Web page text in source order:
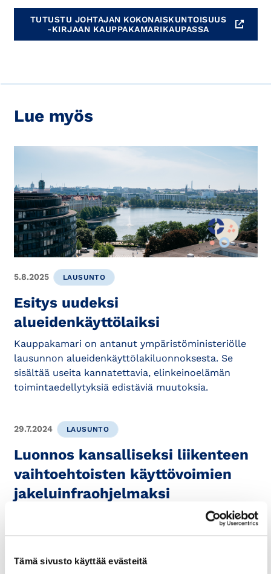
Tämä sivusto käyttää evästeitä
TUTUSTU JOHTAJAN KOKONAISKUNTOISUUS
-KIRJAAN KAUPPAKAMARIKAUPASSA
Lue myös
5.8.2025 LAUSUNTO
Esitys uudeksi
alueidenkäyttölaiksi
Kauppakamari on antanut ympäristöministeriölle
lausunnon alueidenkäyttölakiluonnoksesta. Se
sisältää useita kannatettavia, elinkeinoelämän
toimintaedellytyksiä edistäviä muutoksia.
29.7.2024 LAUSUNTO
Luonnos kansalliseksi liikenteen
vaihtoehtoisten käyttövoimien
jakeluinfraohjelmaksi
pääministeri Petteri Orpon hallituksen ohjelman
vastaamiseksi....